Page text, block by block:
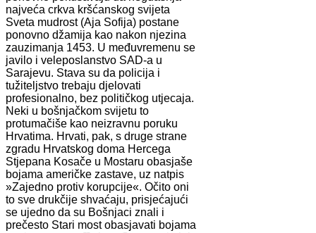
najveća crkva kršćanskog svijeta
Sveta mudrost (Aja Sofija) postane
ponovno džamija kao nakon njezina
zauzimanja 1453. U međuvremenu se
javilo i veleposlanstvo SAD-a u
Sarajevu. Stava su da policija i
tužiteljstvo trebaju djelovati
profesionalno, bez političkog utjecaja.
Neki u bošnjačkom svijetu to
protumačiše kao neizravnu poruku
Hrvatima. Hrvati, pak, s druge strane
zgradu Hrvatskog doma Hercega
Stjepana Kosače u Mostaru obasjaše
bojama američke zastave, uz natpis
»Zajedno protiv korupcije«. Očito oni
to sve drukčije shvaćaju, prisjećajući
se ujedno da su Bošnjaci znali i
prečesto Stari most obasjavati bojama